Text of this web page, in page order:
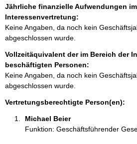
o
n
e
n
:
t
i
n
f
r
m
a
t
i
Jährliche finanzielle Aufwendungen
Interessenvertretung:
Keine Angaben, da noch kein
abgeschlossen wurde.
Vollzeitäquivalent der im Bereich der
beschäftigten Personen:
Keine Angaben, da noch kein
abgeschlossen wurde.
Vertretungsberechtigte Person(en):
Michael Beier
Funktion: Geschäftsführender